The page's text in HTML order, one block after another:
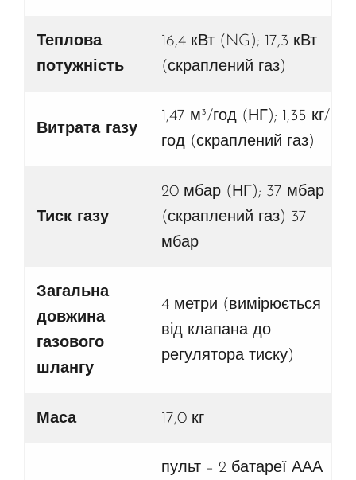
Теплова
потужність
16,4 кВт (NG); 17,3 кВт
(скраплений газ)
Витрата газу
1,47 м³/год (НГ); 1,35 кг/
год (скраплений газ)
Тиск газу
20 мбар (НГ); 37 мбар
(скраплений газ) 37
мбар
Загальна
довжина
газового
шлангу
4 метри (вимірюється
від клапана до
регулятора тиску)
Маса 17,0 кг
пульт – 2 батареї ААА